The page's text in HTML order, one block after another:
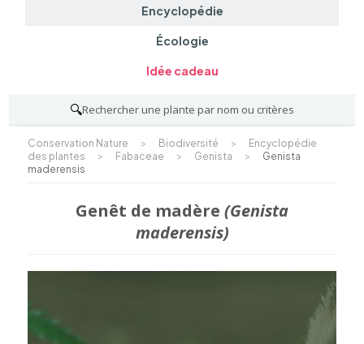
Encyclopédie
Écologie
Idée cadeau
🔍Rechercher une plante par nom ou critères
Conservation Nature > Biodiversité >
Encyclopédie
des plantes
> Fabaceae > Genista >
Genista
maderensis
Genêt de madère (Genista
maderensis)